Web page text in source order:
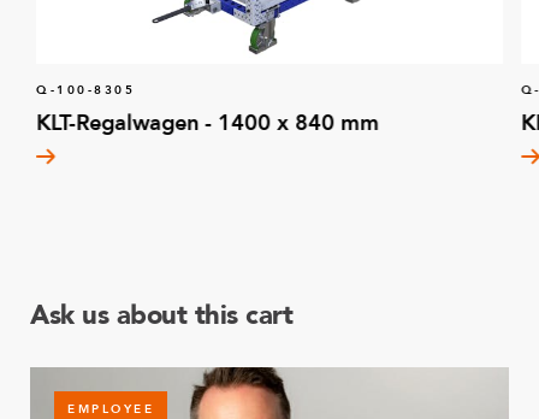
Q-100-8305
KLT-Regalwagen - 1400 x 840 mm
Ask us about this cart
EMPLOYEE